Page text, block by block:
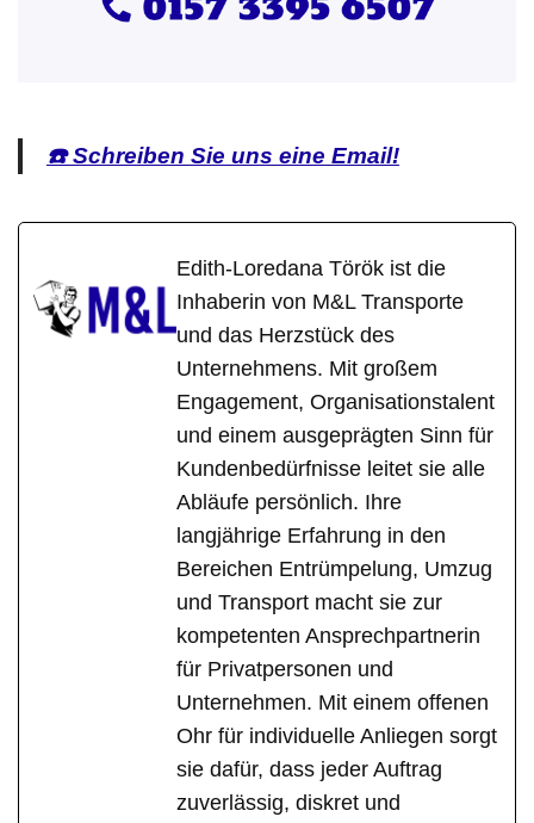
☎️ Schreiben Sie uns eine Email!
Edith-Loredana Török ist die
Inhaberin von M&L Transporte
und das Herzstück des
Unternehmens. Mit großem
Engagement, Organisationstalent
und einem ausgeprägten Sinn für
Kundenbedürfnisse leitet sie alle
Abläufe persönlich. Ihre
langjährige Erfahrung in den
Bereichen Entrümpelung, Umzug
und Transport macht sie zur
kompetenten Ansprechpartnerin
für Privatpersonen und
Unternehmen. Mit einem offenen
Ohr für individuelle Anliegen sorgt
sie dafür, dass jeder Auftrag
zuverlässig, diskret und